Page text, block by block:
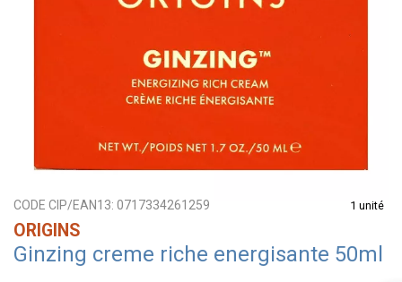
CODE CIP/EAN13: 0717334261259 1 unité
ORIGINS
Ginzing creme riche energisante 50ml